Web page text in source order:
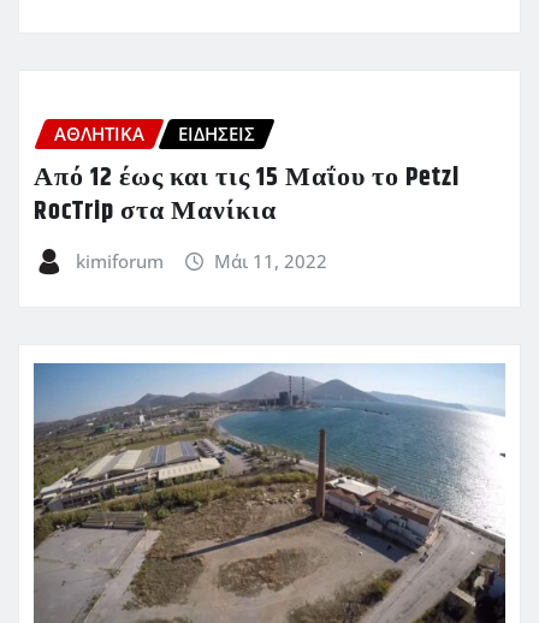
ΑΘΛΗΤΙΚΑ ΕΙΔΗΣΕΙΣ
Από 12 έως και τις 15 Μαΐου το Petzl
RocTrip στα Μανίκια
kimiforum Μάι 11, 2022